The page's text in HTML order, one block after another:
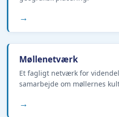
→
Møllenetværk
Et fagligt netværk for
samarbejde om møllernes
→